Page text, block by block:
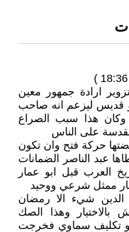
ارادة جمهور معين
قديس ليزعم انه صاحب
هذا سبب الصراع
على الناس
حركة فتح وان تكون
عبد الناصر الضمانات
العرب قبل ابو عمار
ممثل شرعي ووحيد
شيء الا رمضان
بالاختيار وهذا الصك
او تكليف سماوي فخرجت